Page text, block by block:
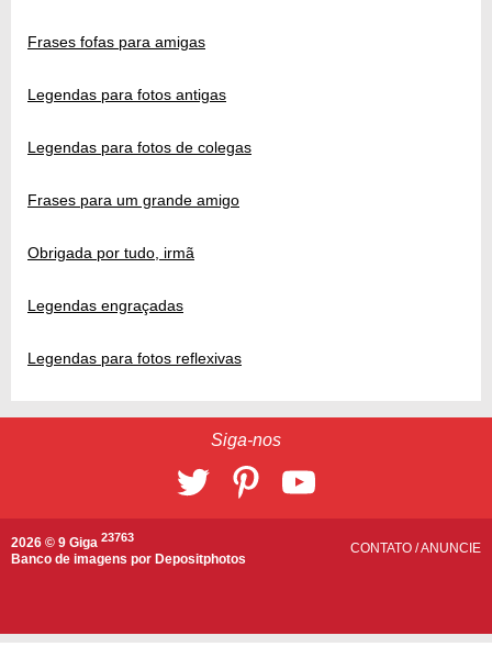
Frases fofas para amigas
Legendas para fotos antigas
Legendas para fotos de colegas
Frases para um grande amigo
Obrigada por tudo, irmã
Legendas engraçadas
Legendas para fotos reflexivas
Siga-nos
2026 © 9 Giga 23763
Banco de imagens por Depositphotos
CONTATO /ANUNCIE